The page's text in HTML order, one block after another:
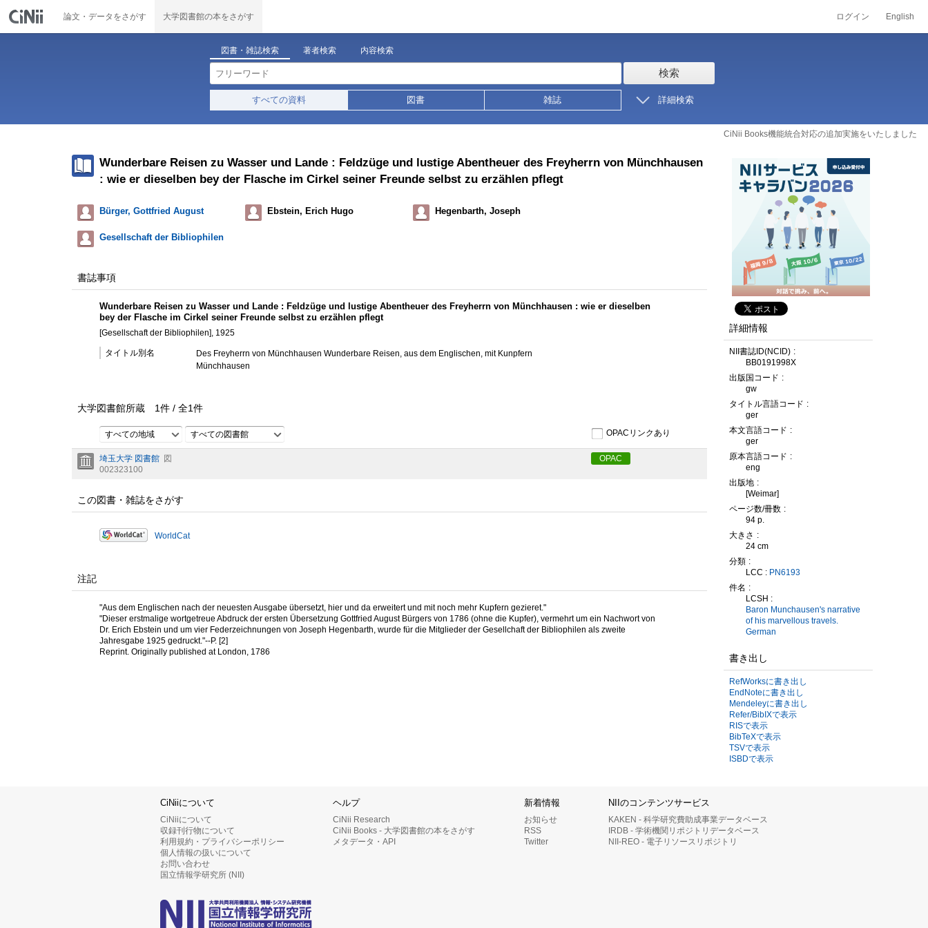
論文・データをさがす 大学図書館の本をさがす ログイン English
図書・雑誌検索 著者検索 内容検索
検索
すべての資料 図書 雑誌 詳細検索
CiNii Books機能統合対応の追加実施をいたしました
Wunderbare Reisen zu Wasser und Lande : Feldzüge und lustige Abentheuer des Freyherrn von Münchhausen
: wie er dieselben bey der Flasche im Cirkel seiner Freunde selbst zu erzählen pflegt
Bürger, Gottfried August Ebstein, Erich Hugo Hegenbarth, Joseph
Gesellschaft der Bibliophilen
書誌事項
Wunderbare Reisen zu Wasser und Lande : Feldzüge und lustige Abentheuer des Freyherrn von Münchhausen : wie er dieselben
bey der Flasche im Cirkel seiner Freunde selbst zu erzählen pflegt
[Gesellschaft der Bibliophilen], 1925
タイトル別名
Des Freyherrn von Münchhausen Wunderbare Reisen, aus dem Englischen, mit Kunpfern
Münchhausen
大学図書館所蔵 1件 / 全1件
すべての地域 すべての図書館 OPACリンクあり
埼玉大学 図書館 図
002323100
OPAC
この図書・雑誌をさがす
WorldCat
注記
"Aus dem Englischen nach der neuesten Ausgabe übersetzt, hier und da erweitert und mit noch mehr Kupfern gezieret."
"Dieser erstmalige wortgetreue Abdruck der ersten Übersetzung Gottfried August Bürgers von 1786 (ohne die Kupfer), vermehrt um ein Nachwort von
Dr. Erich Ebstein und um vier Federzeichnungen von Joseph Hegenbarth, wurde für die Mitglieder der Gesellchaft der Bibliophilen als zweite
Jahresgabe 1925 gedruckt."--P. [2]
Reprint. Originally published at London, 1786
詳細情報
NII書誌ID(NCID)
BB0191998X
出版国コード
gw
タイトル言語コード
ger
本文言語コード
ger
原本言語コード
eng
出版地
[Weimar]
ページ数/冊数
94 p.
大きさ
24 cm
分類
LCC : PN6193
件名
LCSH :
Baron Munchausen's narrative
of his marvellous travels.
German
書き出し
RefWorksに書き出し
EndNoteに書き出し
Mendeleyに書き出し
Refer/BibIXで表示
RISで表示
BibTeXで表示
TSVで表示
ISBDで表示
CiNiiについて
CiNiiについて
収録刊行物について
利用規約・プライバシーポリシー
個人情報の扱いについて
お問い合わせ
国立情報学研究所 (NII)
ヘルプ
CiNii Research
CiNii Books - 大学図書館の本をさがす
メタデータ・API
新着情報
お知らせ
RSS
Twitter
NIIのコンテンツサービス
KAKEN - 科学研究費助成事業データベース
IRDB - 学術機関リポジトリデータベース
NII-REO - 電子リソースリポジトリ